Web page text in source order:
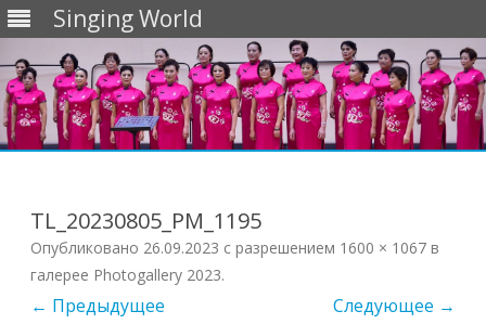
Singing World
Перейти
TL_20230805_PM_1195
Опубликовано 26.09.2023 с разрешением 1600 × 1067 в
галерее Photogallery 2023.
← Предыдущее Следующее →